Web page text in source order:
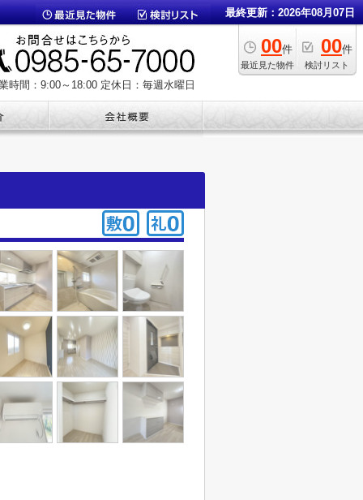
最終更新：2026年08月07日
00件
最近見た物件
00件
検討リスト
時間：9:00～18:00 定休日：毎週水曜日